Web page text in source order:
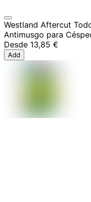
Westland Aftercut
Antimusgo para
Desde 13,85 €
Add